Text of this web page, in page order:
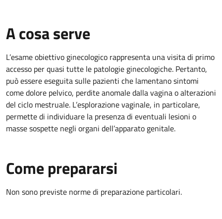
A cosa serve
L’esame obiettivo ginecologico rappresenta una visita di primo
accesso per quasi tutte le patologie ginecologiche. Pertanto,
può essere eseguita sulle pazienti che lamentano sintomi
come dolore pelvico, perdite anomale dalla vagina o alterazioni
del ciclo mestruale. L’esplorazione vaginale, in particolare,
permette di individuare la presenza di eventuali lesioni o
masse sospette negli organi dell’apparato genitale.
Come prepararsi
Non sono previste norme di preparazione particolari.